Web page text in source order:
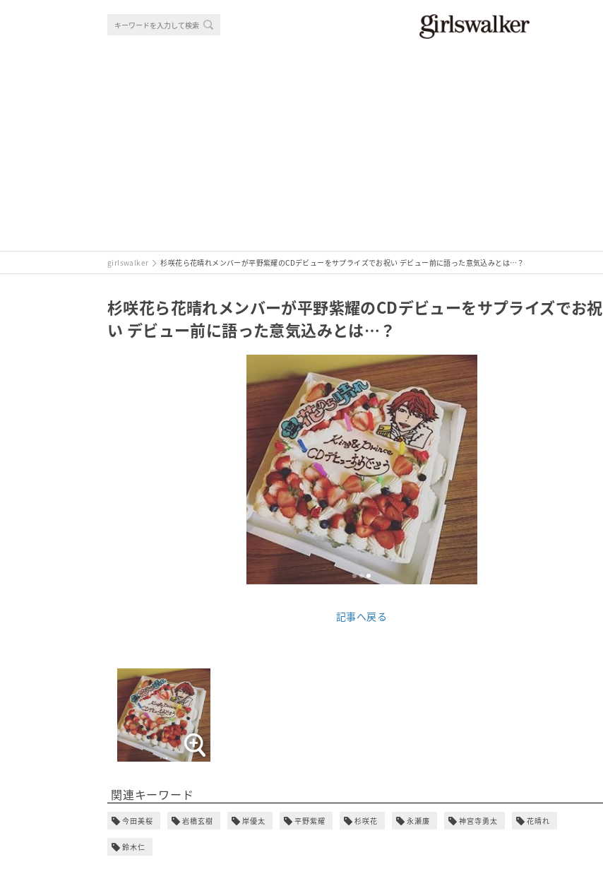
girlswalker 杉咲花ら花晴れメンバーが平野紫耀のCDデビューをサプライズでお祝い デビュー前に語った意気込みとは…？
杉咲花ら花晴れメンバーが平野紫耀のCDデビューをサプライズでお祝
い デビュー前に語った意気込みとは…？
記事へ戻る
関連キーワード
今田美桜 岩橋玄樹 岸優太 平野紫耀 杉咲花 永瀬廉 神宮寺勇太 花晴れ
鈴木仁